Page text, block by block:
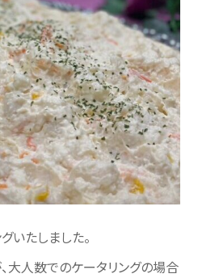
いたしました。
大人数でのケータリングの場合